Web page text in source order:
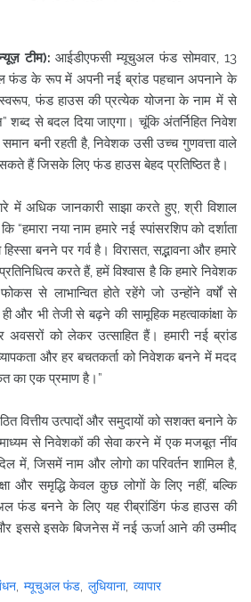
टीम): आईडीएफसी म्यूचुअल फंड सोमवार, 13
फंड के रूप में अपनी नई ब्रांड पहचान अपनाने के
फंड हाउस की प्रत्येक योजना के नाम में से
शब्द से बदल दिया जाएगा। चूंकि अंतर्निहित निवेश
बनी रहती है, निवेशक उसी उच्च गुणवत्ता वाले
हैं जिसके लिए फंड हाउस बेहद प्रतिष्ठित है।
में अधिक जानकारी साझा करते हुए, श्री विशाल
नया नाम हमारे नई स्पांसरशिप को दर्शाता
बनने पर गर्व है। विरासत, सद्भावना और हमारे
करते हैं, हमें विश्वास है कि हमारे निवेशक
से लाभान्वित होते रहेंगे जो उन्होंने वर्षों से
और भी तेजी से बढ़ने की सामूहिक महत्वाकांक्षा के
को लेकर उत्साहित हैं। हमारी नई ब्रांड
व्यापकता और हर बचतकर्ता को निवेशक बनने में मदद
का एक प्रमाण है।”
वित्तीय उत्पादों और समुदायों को सशक्त बनाने के
माध्यम से निवेशकों की सेवा करने में एक मजबूत नींव
में, जिसमें नाम और लोगो का परिवर्तन शामिल है,
और समृद्धि केवल कुछ लोगों के लिए नहीं, बल्कि
फंड बनने के लिए यह रीब्रांडिंग फंड हाउस की
इससे इसके बिजनेस में नई ऊर्जा आने की उम्मीद
म्यूचुअल फंड लुधियाना व्यापार